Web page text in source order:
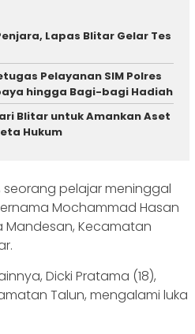
Lapas Blitar Gelar Tes
Pelayanan SIM Polres
hingga Bagi-bagi Hadiah
Blitar untuk Amankan Aset
Hukum
pelajar meninggal
Mochammad Hasan
Mandesan, Kecamatan
Dicki Pratama (18),
Talun, mengalami luka